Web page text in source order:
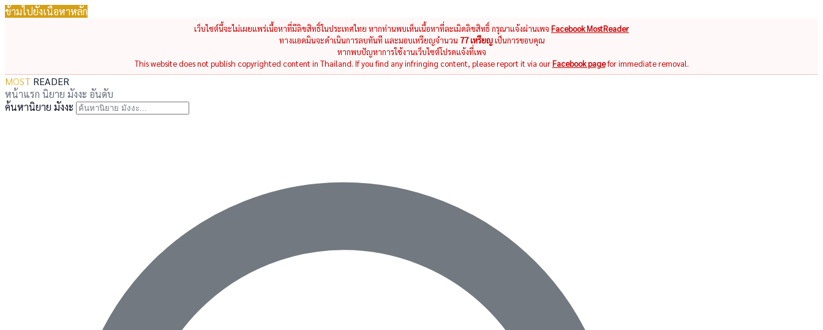
ข้ามไปยังเนื้อหาหลัก
เว็บไซต์นี้จะไม่เผยแพร่เนื้อหาที่มีลิขสิทธิ์ในประเทศไทย หากท่านพบเห็นเนื้อหาที่ละเมิดลิขสิทธิ์ กรุณาแจ้งผ่านเพจ Facebook MostReader
ทางแอดมินจะดำเนินการลบทันที และมอบเหรียญจำนวน 77 เหรียญเป็นการขอบคุณ
หากพบปัญหาการใช้งานเว็บไซต์โปรดแจ้งที่เพจ
This website does not publish copyrighted content in Thailand. If you find any infringing content, please report it via ourFacebook pagefor immediate removal.
MOST READER
หน้าแรก นิยาย มังงะ อันดับ
ค้นหานิยาย มังงะ